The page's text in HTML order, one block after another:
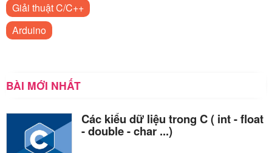
Giải thuật C/C++
Arduino
BÀI MỚI NHẤT
Các kiểu dữ liệu trong C ( int - float
- double - char ...)